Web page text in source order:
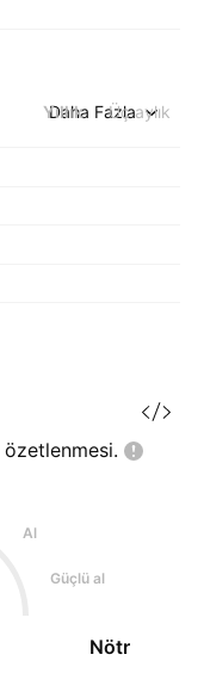
Yıllık Üç aylık
Daha Fazla
özetlenmesi.
Al
Güçlü al
Nötr